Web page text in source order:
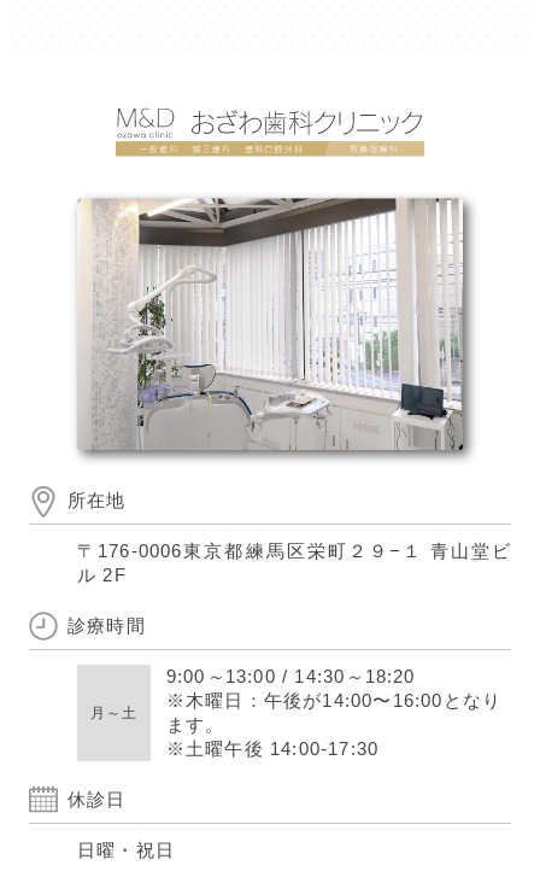
所在地
〒176-0006東京都練馬区栄町２９−１ 青山堂ビ
ル 2F
診療時間
月～土
9:00 ～ 13:00 / 14:30 ～ 18:20
※木曜日：午後が14:00〜16:00となり
ます。
※土曜午後 14:00-17:30
休診日
日曜・祝日